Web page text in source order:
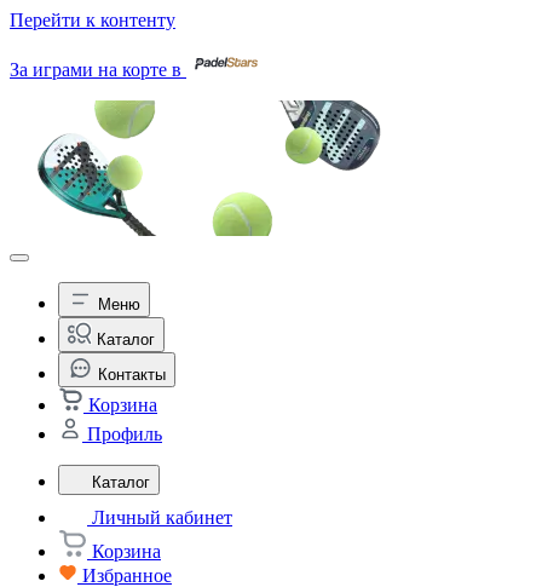
Перейти к контенту
За играми на корте в
Меню
Каталог
Контакты
Корзина
Профиль
Каталог
Личный кабинет
Корзина
Избранное